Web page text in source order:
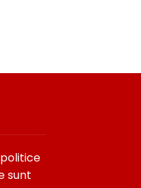
sunt